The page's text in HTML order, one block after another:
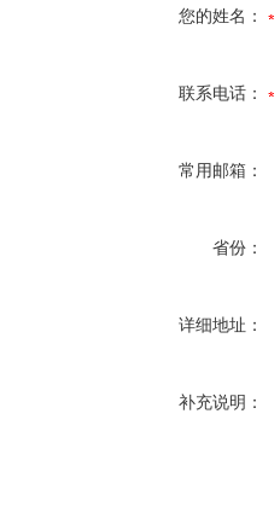
您的姓名：
联系电话：
常用邮箱：
省份：
详细地址：
补充说明：